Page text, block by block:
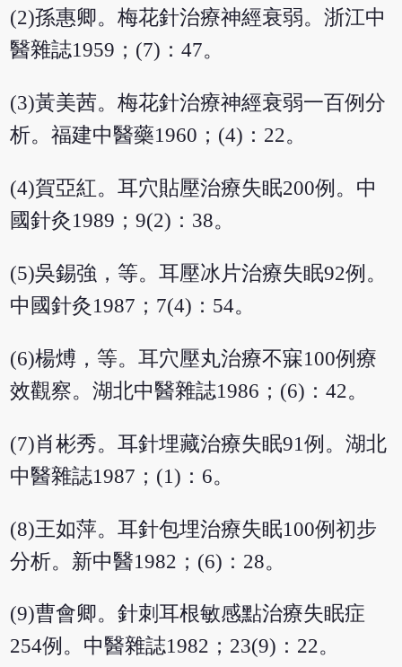
(2)孫惠卿。梅花針治療神經衰弱。浙江中
醫雜誌1959；(7)：47。
(3)黃美茜。梅花針治療神經衰弱一百例分
析。福建中醫藥1960；(4)：22。
(4)賀亞紅。耳穴貼壓治療失眠200例。中
國針灸1989；9(2)：38。
(5)吳錫強，等。耳壓冰片治療失眠92例。
中國針灸1987；7(4)：54。
(6)楊煿，等。耳穴壓丸治療不寐100例療
效觀察。湖北中醫雜誌1986；(6)：42。
(7)肖彬秀。耳針埋藏治療失眠91例。湖北
中醫雜誌1987；(1)：6。
(8)王如萍。耳針包埋治療失眠100例初步
分析。新中醫1982；(6)：28。
(9)曹會卿。針刺耳根敏感點治療失眠症
254例。中醫雜誌1982；23(9)：22。